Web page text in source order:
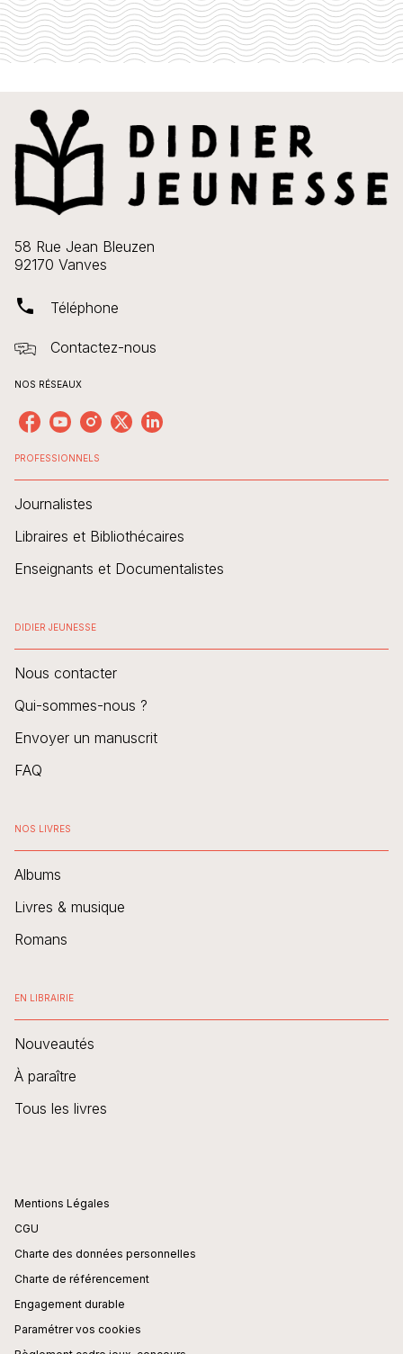
58 Rue Jean Bleuzen
92170 Vanves
phone Téléphone
Contactez-nous
NOS RÉSEAUX
PROFESSIONNELS
Journalistes
Libraires et Bibliothécaires
Enseignants et Documentalistes
DIDIER JEUNESSE
Nous contacter
Qui-sommes-nous ?
Envoyer un manuscrit
FAQ
NOS LIVRES
Albums
Livres & musique
Romans
EN LIBRAIRIE
Nouveautés
À paraître
Tous les livres
Mentions Légales
CGU
Charte des données personnelles
Charte de référencement
Engagement durable
Paramétrer vos cookies